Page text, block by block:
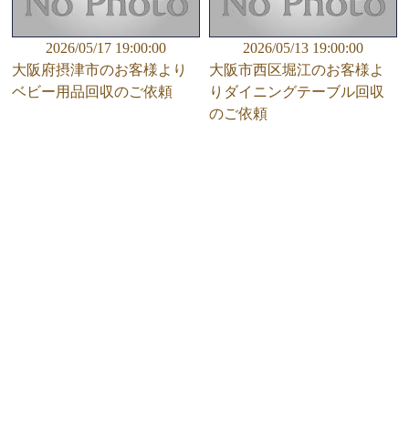
2026/05/17 19:00:00
大阪府摂津市のお客様より
ベビー用品回収のご依頼
2026/05/13 19:00:00
大阪市西区堀江のお客様よ
りダイニングテーブル回収
のご依頼